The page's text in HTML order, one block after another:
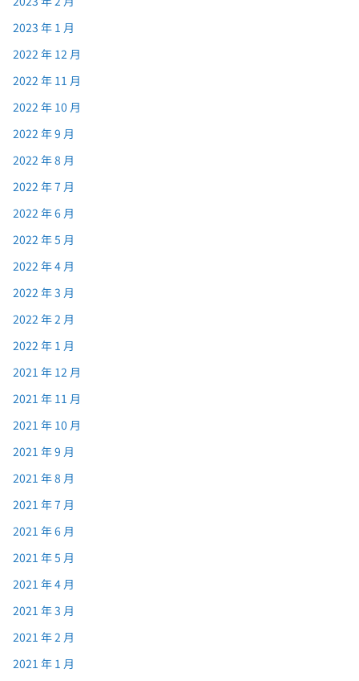
2023 年 1 月
2022 年 12 月
2022 年 11 月
2022 年 10 月
2022 年 9 月
2022 年 8 月
2022 年 7 月
2022 年 6 月
2022 年 5 月
2022 年 4 月
2022 年 3 月
2022 年 2 月
2022 年 1 月
2021 年 12 月
2021 年 11 月
2021 年 10 月
2021 年 9 月
2021 年 8 月
2021 年 7 月
2021 年 6 月
2021 年 5 月
2021 年 4 月
2021 年 3 月
2021 年 2 月
2021 年 1 月